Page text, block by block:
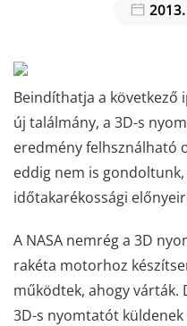
Beindíthatja a következő
új találmány, a 3D-s
eredmény felhsználható
eddig nem is
időtakarékossági
A NASA nemrég a 3D
rakéta motorhoz
működtek, ahogy várták.
3D-s nyomtatót